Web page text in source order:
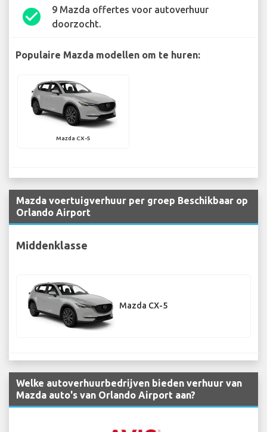
check_circle
9 Mazda offertes voor autoverhuur
doorzocht.
Populaire Mazda modellen om te huren:
Mazda CX-5
Mazda voertuigverhuur per groep Beschikbaar op
Orlando Airport
Middenklasse
Mazda CX-5
Welke autoverhuurbedrijven bieden verhuur van
Mazda auto's van Orlando Airport aan?